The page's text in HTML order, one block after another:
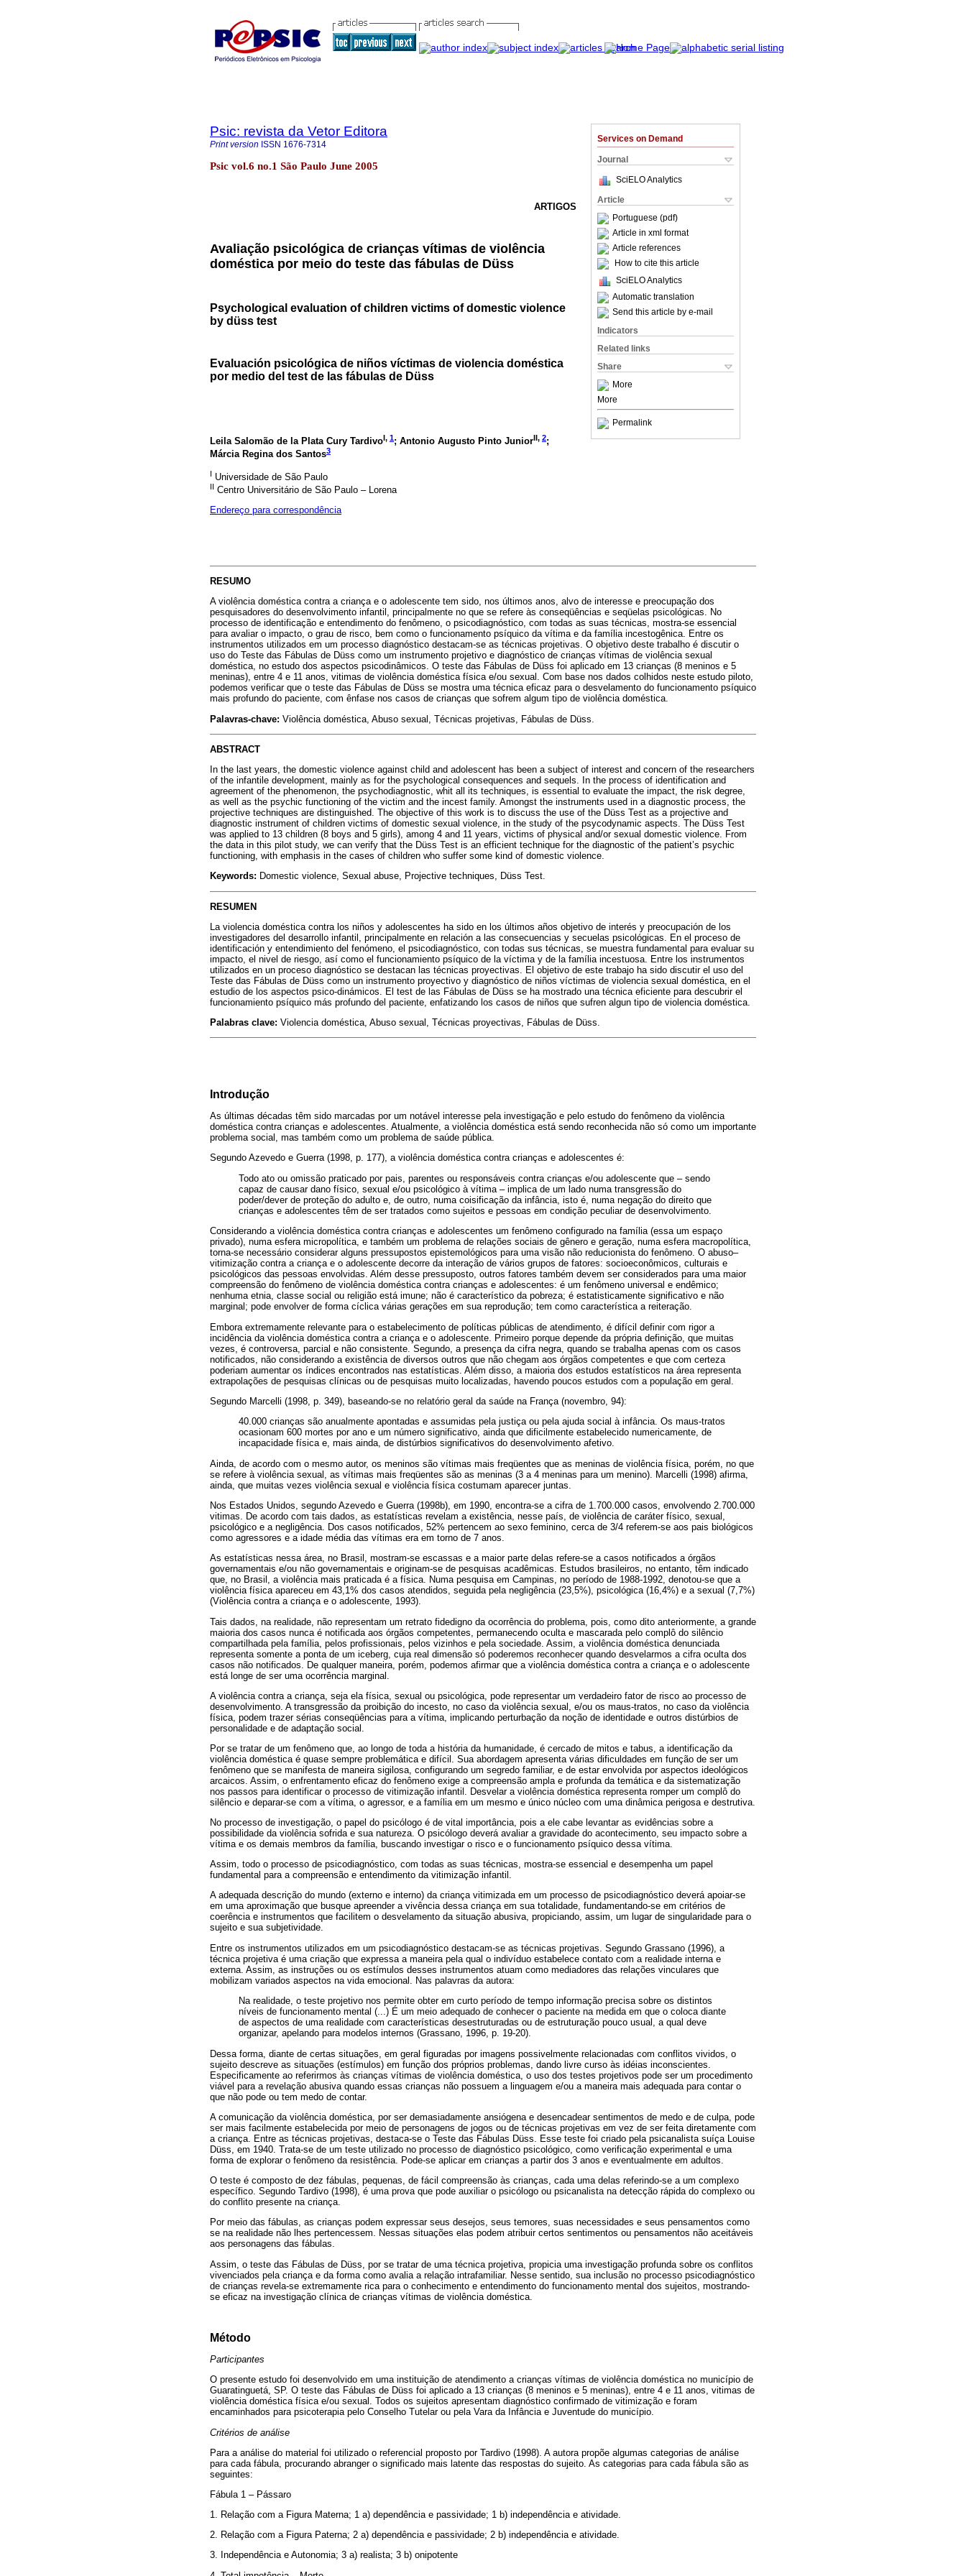
Services on Demand
Journal
SciELO Analytics
Article
Portuguese (pdf)
Article in xml format
Article references
How to cite this article
SciELO Analytics
Automatic translation
Send this article by e-mail
Indicators
Related links
Share
More
More
Permalink
Psic: revista da Vetor Editora
Print version ISSN 1676-7314
Psic vol.6 no.1 São Paulo June 2005
ARTIGOS
Avaliação psicológica de crianças vítimas de violência
doméstica por meio do teste das fábulas de Düss
Psychological evaluation of children victims of domestic violence
by düss test
Evaluación psicológica de niños víctimas de violencia doméstica
por medio del test de las fábulas de Düss
Leila Salomão de la Plata Cury TardivoI, 1; Antonio Augusto Pinto JuniorII, 2;
Márcia Regina dos Santos3
I Universidade de São Paulo
II Centro Universitário de São Paulo – Lorena
Endereço para correspondência
RESUMO
A violência doméstica contra a criança e o adolescente tem sido, nos últimos anos, alvo de interesse e preocupação dos
pesquisadores do desenvolvimento infantil, principalmente no que se refere às conseqüências e seqüelas psicológicas. No
processo de identificação e entendimento do fenômeno, o psicodiagnóstico, com todas as suas técnicas, mostra-se essencial
para avaliar o impacto, o grau de risco, bem como o funcionamento psíquico da vítima e da família incestogênica. Entre os
instrumentos utilizados em um processo diagnóstico destacam-se as técnicas projetivas. O objetivo deste trabalho é discutir o
uso do Teste das Fábulas de Düss como um instrumento projetivo e diagnóstico de crianças vítimas de violência sexual
doméstica, no estudo dos aspectos psicodinâmicos. O teste das Fábulas de Düss foi aplicado em 13 crianças (8 meninos e 5
meninas), entre 4 e 11 anos, vitimas de violência doméstica física e/ou sexual. Com base nos dados colhidos neste estudo piloto,
podemos verificar que o teste das Fábulas de Düss se mostra uma técnica eficaz para o desvelamento do funcionamento psíquico
mais profundo do paciente, com ênfase nos casos de crianças que sofrem algum tipo de violência doméstica.
Palavras-chave: Violência doméstica, Abuso sexual, Técnicas projetivas, Fábulas de Düss.
ABSTRACT
In the last years, the domestic violence against child and adolescent has been a subject of interest and concern of the researchers
of the infantile development, mainly as for the psychological consequences and sequels. In the process of identification and
agreement of the phenomenon, the psychodiagnostic, whit all its techniques, is essential to evaluate the impact, the risk degree,
as well as the psychic functioning of the victim and the incest family. Amongst the instruments used in a diagnostic process, the
projective techniques are distinguished. The objective of this work is to discuss the use of the Düss Test as a projective and
diagnostic instrument of children victims of domestic sexual violence, in the study of the psycodynamic aspects. The Düss Test
was applied to 13 children (8 boys and 5 girls), among 4 and 11 years, victims of physical and/or sexual domestic violence. From
the data in this pilot study, we can verify that the Düss Test is an efficient technique for the diagnostic of the patient’s psychic
functioning, with emphasis in the cases of children who suffer some kind of domestic violence.
Keywords: Domestic violence, Sexual abuse, Projective techniques, Düss Test.
RESUMEN
La violencia doméstica contra los niños y adolescentes ha sido en los últimos años objetivo de interés y preocupación de los
investigadores del desarrollo infantil, principalmente en relación a las consecuencias y secuelas psicológicas. En el proceso de
identificación y entendimiento del fenómeno, el psicodiagnóstico, con todas sus técnicas, se muestra fundamental para evaluar su
impacto, el nivel de riesgo, así como el funcionamiento psíquico de la víctima y de la família incestuosa. Entre los instrumentos
utilizados en un proceso diagnóstico se destacan las técnicas proyectivas. El objetivo de este trabajo ha sido discutir el uso del
Teste das Fábulas de Düss como un instrumento proyectivo y diagnóstico de niños víctimas de violencia sexual doméstica, en el
estudio de los aspectos psico-dinámicos. El test de las Fábulas de Düss se ha mostrado una técnica eficiente para descubrir el
funcionamiento psíquico más profundo del paciente, enfatizando los casos de niños que sufren algun tipo de violencia doméstica.
Palabras clave: Violencia doméstica, Abuso sexual, Técnicas proyectivas, Fábulas de Düss.
Introdução
As últimas décadas têm sido marcadas por um notável interesse pela investigação e pelo estudo do fenômeno da violência
doméstica contra crianças e adolescentes. Atualmente, a violência doméstica está sendo reconhecida não só como um importante
problema social, mas também como um problema de saúde pública.
Segundo Azevedo e Guerra (1998, p. 177), a violência doméstica contra crianças e adolescentes é:
Todo ato ou omissão praticado por pais, parentes ou responsáveis contra crianças e/ou adolescente que – sendo
capaz de causar dano físico, sexual e/ou psicológico à vítima – implica de um lado numa transgressão do
poder/dever de proteção do adulto e, de outro, numa coisificação da infância, isto é, numa negação do direito que
crianças e adolescentes têm de ser tratados como sujeitos e pessoas em condição peculiar de desenvolvimento.
Considerando a violência doméstica contra crianças e adolescentes um fenômeno configurado na família (essa um espaço
privado), numa esfera micropolítica, e também um problema de relações sociais de gênero e geração, numa esfera macropolítica,
torna-se necessário considerar alguns pressupostos epistemológicos para uma visão não reducionista do fenômeno. O abuso–
vitimização contra a criança e o adolescente decorre da interação de vários grupos de fatores: socioeconômicos, culturais e
psicológicos das pessoas envolvidas. Além desse pressuposto, outros fatores também devem ser considerados para uma maior
compreensão do fenômeno de violência doméstica contra crianças e adolescentes: é um fenômeno universal e endêmico;
nenhuma etnia, classe social ou religião está imune; não é característico da pobreza; é estatisticamente significativo e não
marginal; pode envolver de forma cíclica várias gerações em sua reprodução; tem como característica a reiteração.
Embora extremamente relevante para o estabelecimento de políticas públicas de atendimento, é difícil definir com rigor a
incidência da violência doméstica contra a criança e o adolescente. Primeiro porque depende da própria definição, que muitas
vezes, é controversa, parcial e não consistente. Segundo, a presença da cifra negra, quando se trabalha apenas com os casos
notificados, não considerando a existência de diversos outros que não chegam aos órgãos competentes e que com certeza
poderiam aumentar os índices encontrados nas estatísticas. Além disso, a maioria dos estudos estatísticos na área representa
extrapolações de pesquisas clínicas ou de pesquisas muito localizadas, havendo poucos estudos com a população em geral.
Segundo Marcelli (1998, p. 349), baseando-se no relatório geral da saúde na França (novembro, 94):
40.000 crianças são anualmente apontadas e assumidas pela justiça ou pela ajuda social à infância. Os maus-tratos
ocasionam 600 mortes por ano e um número significativo, ainda que dificilmente estabelecido numericamente, de
incapacidade física e, mais ainda, de distúrbios significativos do desenvolvimento afetivo.
Ainda, de acordo com o mesmo autor, os meninos são vítimas mais freqüentes que as meninas de violência física, porém, no que
se refere à violência sexual, as vítimas mais freqüentes são as meninas (3 a 4 meninas para um menino). Marcelli (1998) afirma,
ainda, que muitas vezes violência sexual e violência física costumam aparecer juntas.
Nos Estados Unidos, segundo Azevedo e Guerra (1998b), em 1990, encontra-se a cifra de 1.700.000 casos, envolvendo 2.700.000
vitimas. De acordo com tais dados, as estatísticas revelam a existência, nesse país, de violência de caráter físico, sexual,
psicológico e a negligência. Dos casos notificados, 52% pertencem ao sexo feminino, cerca de 3/4 referem-se aos pais biológicos
como agressores e a idade média das vítimas era em torno de 7 anos.
As estatísticas nessa área, no Brasil, mostram-se escassas e a maior parte delas refere-se a casos notificados a órgãos
governamentais e/ou não governamentais e originam-se de pesquisas acadêmicas. Estudos brasileiros, no entanto, têm indicado
que, no Brasil, a violência mais praticada é a física. Numa pesquisa em Campinas, no período de 1988-1992, denotou-se que a
violência física apareceu em 43,1% dos casos atendidos, seguida pela negligência (23,5%), psicológica (16,4%) e a sexual (7,7%)
(Violência contra a criança e o adolescente, 1993).
Tais dados, na realidade, não representam um retrato fidedigno da ocorrência do problema, pois, como dito anteriormente, a grande
maioria dos casos nunca é notificada aos órgãos competentes, permanecendo oculta e mascarada pelo complô do silêncio
compartilhada pela família, pelos profissionais, pelos vizinhos e pela sociedade. Assim, a violência doméstica denunciada
representa somente a ponta de um iceberg, cuja real dimensão só poderemos reconhecer quando desvelarmos a cifra oculta dos
casos não notificados. De qualquer maneira, porém, podemos afirmar que a violência doméstica contra a criança e o adolescente
está longe de ser uma ocorrência marginal.
A violência contra a criança, seja ela física, sexual ou psicológica, pode representar um verdadeiro fator de risco ao processo de
desenvolvimento. A transgressão da proibição do incesto, no caso da violência sexual, e/ou os maus-tratos, no caso da violência
física, podem trazer sérias conseqüências para a vítima, implicando perturbação da noção de identidade e outros distúrbios de
personalidade e de adaptação social.
Por se tratar de um fenômeno que, ao longo de toda a história da humanidade, é cercado de mitos e tabus, a identificação da
violência doméstica é quase sempre problemática e difícil. Sua abordagem apresenta várias dificuldades em função de ser um
fenômeno que se manifesta de maneira sigilosa, configurando um segredo familiar, e de estar envolvida por aspectos ideológicos
arcaicos. Assim, o enfrentamento eficaz do fenômeno exige a compreensão ampla e profunda da temática e da sistematização
nos passos para identificar o processo de vitimização infantil. Desvelar a violência doméstica representa romper um complô do
silêncio e deparar-se com a vítima, o agressor, e a família em um mesmo e único núcleo com uma dinâmica perigosa e destrutiva.
No processo de investigação, o papel do psicólogo é de vital importância, pois a ele cabe levantar as evidências sobre a
possibilidade da violência sofrida e sua natureza. O psicólogo deverá avaliar a gravidade do acontecimento, seu impacto sobre a
vítima e os demais membros da família, buscando investigar o risco e o funcionamento psíquico dessa vítima.
Assim, todo o processo de psicodiagnóstico, com todas as suas técnicas, mostra-se essencial e desempenha um papel
fundamental para a compreensão e entendimento da vitimização infantil.
A adequada descrição do mundo (externo e interno) da criança vitimizada em um processo de psicodiagnóstico deverá apoiar-se
em uma aproximação que busque apreender a vivência dessa criança em sua totalidade, fundamentando-se em critérios de
coerência e instrumentos que facilitem o desvelamento da situação abusiva, propiciando, assim, um lugar de singularidade para o
sujeito e sua subjetividade.
Entre os instrumentos utilizados em um psicodiagnóstico destacam-se as técnicas projetivas. Segundo Grassano (1996), a
técnica projetiva é uma criação que expressa a maneira pela qual o indivíduo estabelece contato com a realidade interna e
externa. Assim, as instruções ou os estímulos desses instrumentos atuam como mediadores das relações vinculares que
mobilizam variados aspectos na vida emocional. Nas palavras da autora:
Na realidade, o teste projetivo nos permite obter em curto período de tempo informação precisa sobre os distintos
níveis de funcionamento mental (...) É um meio adequado de conhecer o paciente na medida em que o coloca diante
de aspectos de uma realidade com características desestruturadas ou de estruturação pouco usual, a qual deve
organizar, apelando para modelos internos (Grassano, 1996, p. 19-20).
Dessa forma, diante de certas situações, em geral figuradas por imagens possivelmente relacionadas com conflitos vividos, o
sujeito descreve as situações (estímulos) em função dos próprios problemas, dando livre curso às idéias inconscientes.
Especificamente ao referirmos às crianças vítimas de violência doméstica, o uso dos testes projetivos pode ser um procedimento
viável para a revelação abusiva quando essas crianças não possuem a linguagem e/ou a maneira mais adequada para contar o
que não pode ou tem medo de contar.
A comunicação da violência doméstica, por ser demasiadamente ansiógena e desencadear sentimentos de medo e de culpa, pode
ser mais facilmente estabelecida por meio de personagens de jogos ou de técnicas projetivas em vez de ser feita diretamente com
a criança. Entre as técnicas projetivas, destaca-se o Teste das Fábulas Düss. Esse teste foi criado pela psicanalista suíça Louise
Düss, em 1940. Trata-se de um teste utilizado no processo de diagnóstico psicológico, como verificação experimental e uma
forma de explorar o fenômeno da resistência. Pode-se aplicar em crianças a partir dos 3 anos e eventualmente em adultos.
O teste é composto de dez fábulas, pequenas, de fácil compreensão às crianças, cada uma delas referindo-se a um complexo
específico. Segundo Tardivo (1998), é uma prova que pode auxiliar o psicólogo ou psicanalista na detecção rápida do complexo ou
do conflito presente na criança.
Por meio das fábulas, as crianças podem expressar seus desejos, seus temores, suas necessidades e seus pensamentos como
se na realidade não lhes pertencessem. Nessas situações elas podem atribuir certos sentimentos ou pensamentos não aceitáveis
aos personagens das fábulas.
Assim, o teste das Fábulas de Düss, por se tratar de uma técnica projetiva, propicia uma investigação profunda sobre os conflitos
vivenciados pela criança e da forma como avalia a relação intrafamiliar. Nesse sentido, sua inclusão no processo psicodiagnóstico
de crianças revela-se extremamente rica para o conhecimento e entendimento do funcionamento mental dos sujeitos, mostrando-
se eficaz na investigação clínica de crianças vítimas de violência doméstica.
Método
Participantes
O presente estudo foi desenvolvido em uma instituição de atendimento a crianças vítimas de violência doméstica no município de
Guaratinguetá, SP. O teste das Fábulas de Düss foi aplicado a 13 crianças (8 meninos e 5 meninas), entre 4 e 11 anos, vitimas de
violência doméstica física e/ou sexual. Todos os sujeitos apresentam diagnóstico confirmado de vitimização e foram
encaminhados para psicoterapia pelo Conselho Tutelar ou pela Vara da Infância e Juventude do município.
Critérios de análise
Para a análise do material foi utilizado o referencial proposto por Tardivo (1998). A autora propõe algumas categorias de análise
para cada fábula, procurando abranger o significado mais latente das respostas do sujeito. As categorias para cada fábula são as
seguintes:
Fábula 1 – Pássaro
1. Relação com a Figura Materna; 1 a) dependência e passividade; 1 b) independência e atividade.
2. Relação com a Figura Paterna; 2 a) dependência e passividade; 2 b) independência e atividade.
3. Independência e Autonomia; 3 a) realista; 3 b) onipotente